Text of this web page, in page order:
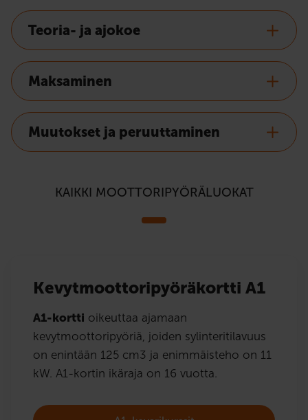
Teoria- ja ajokoe
Maksaminen
Muutokset ja peruuttaminen
KAIKKI MOOTTORIPYÖRÄLUOKAT
Kevytmoottoripyöräkortti A1
A1-kortti oikeuttaa ajamaan
kevytmoottoripyöriä, joiden sylinteritilavuus
on enintään 125 cm3 ja enimmäisteho on 11
kW. A1-kortin ikäraja on 16 vuotta.